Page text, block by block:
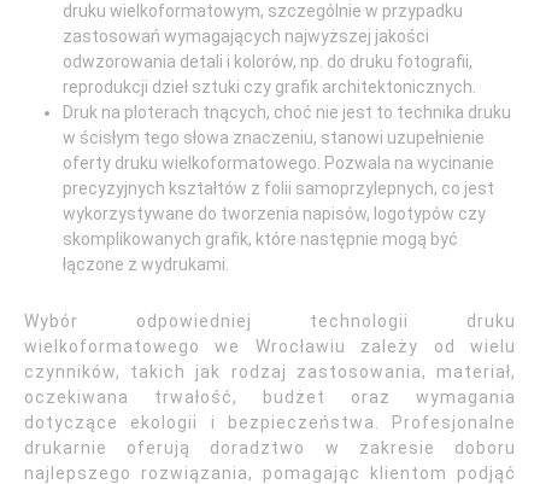
druku wielkoformatowym, szczególnie w przypadku
zastosowań wymagających najwyższej jakości
odwzorowania detali i kolorów, np. do druku fotografii,
reprodukcji dzieł sztuki czy grafik architektonicznych.
Druk na ploterach tnących, choć nie jest to technika druku
w ścisłym tego słowa znaczeniu, stanowi uzupełnienie
oferty druku wielkoformatowego. Pozwala na wycinanie
precyzyjnych kształtów z folii samoprzylepnych, co jest
wykorzystywane do tworzenia napisów, logotypów czy
skomplikowanych grafik, które następnie mogą być
łączone z wydrukami.
Wybór odpowiedniej technologii druku
wielkoformatowego we Wrocławiu zależy od wielu
czynników, takich jak rodzaj zastosowania, materiał,
oczekiwana trwałość, budżet oraz wymagania
dotyczące ekologii i bezpieczeństwa. Profesjonalne
drukarnie oferują doradztwo w zakresie doboru
najlepszego rozwiązania, pomagając klientom podjąć